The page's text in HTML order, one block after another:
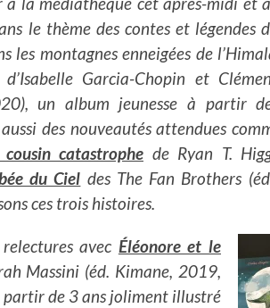
le thème des contes et légendes
les montagnes enneigées de
Garcia-Chopin et
un album jeunesse à partir
des nouveautés attendues
catastrophe de Ryan T.
du Ciel des The Fan Brothers
ces trois histoires.
avec Éléonore et le
Massini (éd. Kimane, 2019,
partir de 3 ans joliment illustré